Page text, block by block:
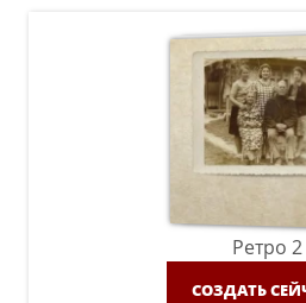
Ретро 2
СОЗДАТЬ